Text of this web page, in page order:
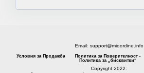
Email: support@mioordine.info
Условия за Продажба
Политика за Поверителност -
Политика за „бисквитки“
Copyright 2022: